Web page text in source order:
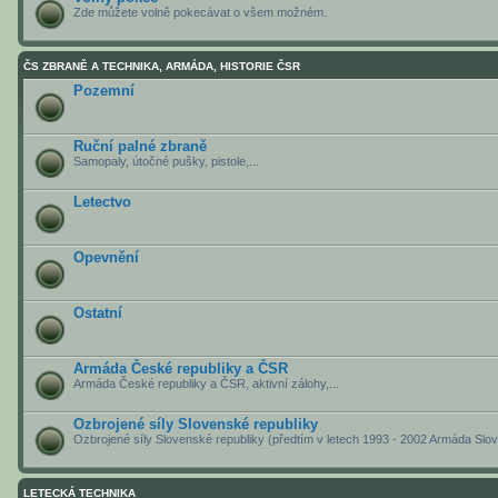
Zde můžete volně pokecávat o všem možném.
ČS ZBRANĚ A TECHNIKA, ARMÁDA, HISTORIE ČSR
Pozemní
Ruční palné zbraně
Samopaly, útočné pušky, pistole,...
Letectvo
Opevnění
Ostatní
Armáda České republiky a ČSR
Armáda České republiky a ČSR, aktivní zálohy,...
Ozbrojené síly Slovenské republiky
Ozbrojené síly Slovenské republiky (předtím v letech 1993 - 2002 Armáda
LETECKÁ TECHNIKA